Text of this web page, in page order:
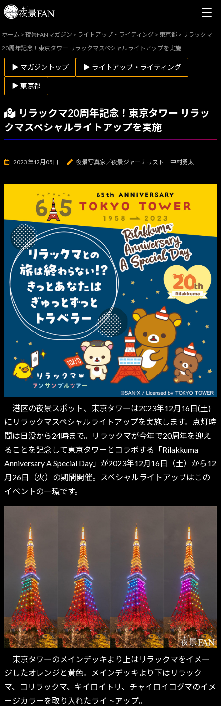
ホーム >夜景FANマガジン > ライトアップ・ライティング > 東京都 > リラックマ
20周年記念！東京タワー リラックマスペシャルライトアップを実施
▶ マガジントップ ▶ ライトアップ・ライティング
▶ 東京都
リラックマ20周年記念！東京タワー リラッ
クマスペシャルライトアップを実施
2023年12月05日 夜景写真家／夜景ジャーナリスト 中村勇太
港区の夜景スポット、東京タワーは2023年12月16日(土)
にリラックマスペシャルライトアップを実施します。点灯時
間は日没から24時まで。リラックマが今年で20周年を迎え
ることを記念して東京タワーとコラボする「Rilakkuma
Anniversary A Special Day」が2023年12月16日（土）から12
月26日（火）の期間開催。スペシャルライトアップはこの
イベントの一環です。
東京タワーのメインデッキより上はリラックマをイメー
ジしたオレンジと黄色。メインデッキより下はリラック
マ、コリラックマ、キイロイトリ、チャイロイコグマのイメ
ージカラーを取り入れたライトアップ。